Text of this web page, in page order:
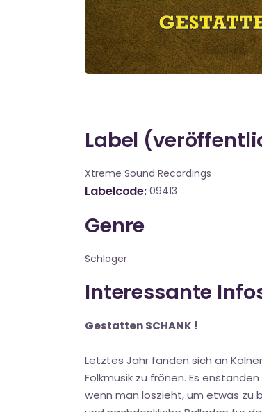
Label
Xtreme Sound Recordings
Labelcode 09413
Genre
Schlager
Interessante
Gestatten SCHANK !
Letztes Jahr fanden sich an
Folkmusik zu frönen. Es
wenn man loszieht, um etwas zu